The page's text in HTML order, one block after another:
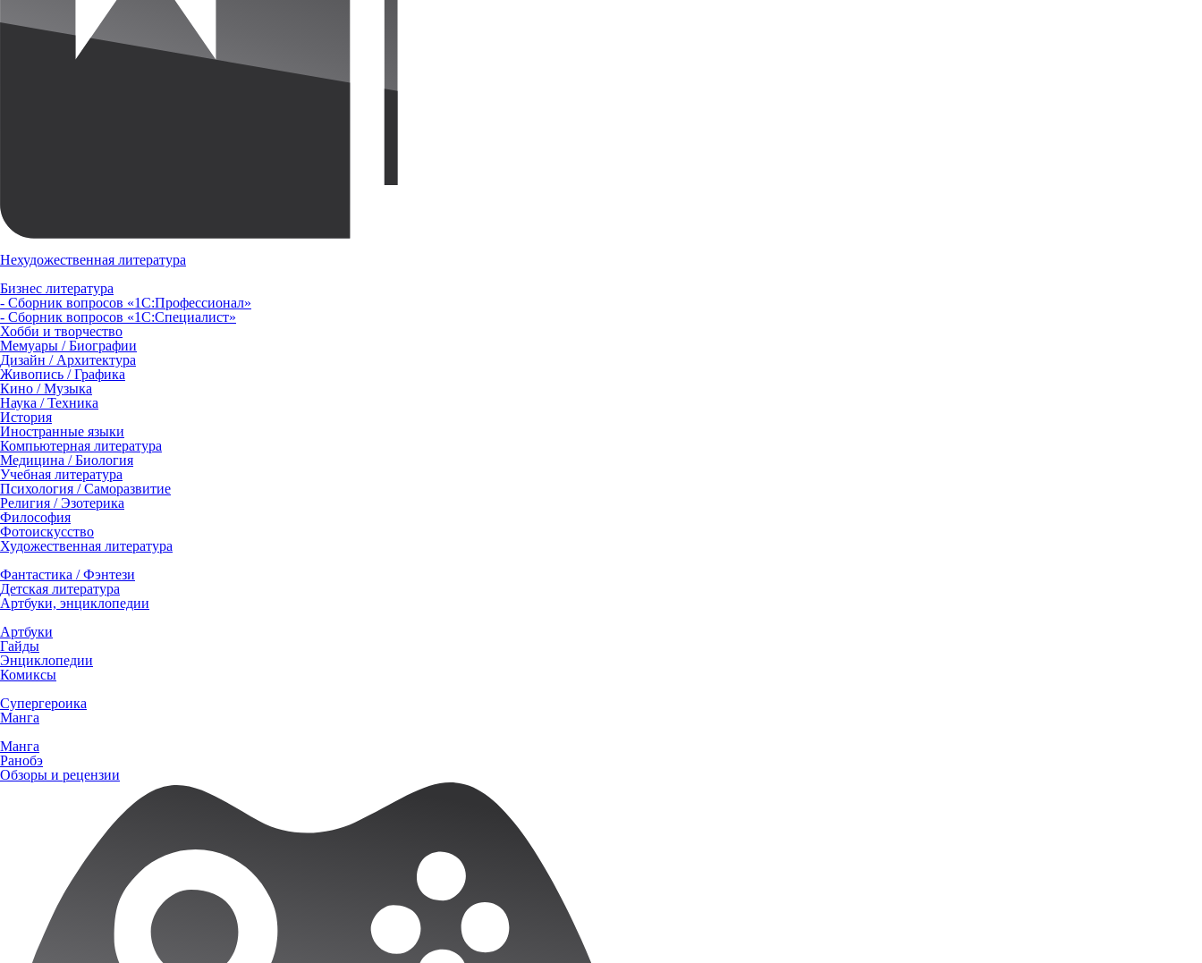
Нехудожественная литература
Бизнес литература
- Сборник вопросов «1С:Профессионал»
- Сборник вопросов «1С:Специалист»
Хобби и творчество
Мемуары / Биографии
Дизайн / Архитектура
Живопись / Графика
Кино / Музыка
Наука / Техника
История
Иностранные языки
Компьютерная литература
Медицина / Биология
Учебная литература
Психология / Саморазвитие
Религия / Эзотерика
Философия
Фотоискусство
Художественная литература
Фантастика / Фэнтези
Детская литература
Артбуки, энциклопедии
Артбуки
Гайды
Энциклопедии
Комиксы
Супергероика
Манга
Манга
Ранобэ
Обзоры и рецензии